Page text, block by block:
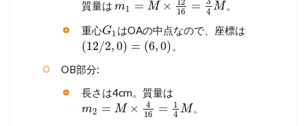
質量はm1 = M ×
16
=
4 M。
重心G1 はOAの中点なので、座標は
(12/2,0) = (6,0) 。
OB部分:
長さは4cm。質量は
m2 = M ×
4
16
=
1
4 M 。